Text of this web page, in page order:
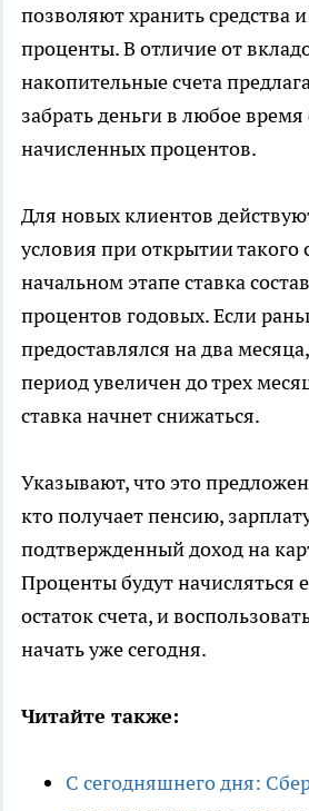
позволяют хранить средства
проценты. В отличие от
накопительные счета
забрать деньги в любое
начисленных процентов.
Для новых клиентов
условия при открытии такого
начальном этапе ставка
процентов годовых. Если
предоставлялся на два
период увеличен до трех
ставка начнет снижаться.
Указывают, что это
кто получает пенсию,
подтвержденный доход на
Проценты будут начисляться
остаток счета, и
начать уже сегодня.
Читайте также:
С сегодняшнего дня: